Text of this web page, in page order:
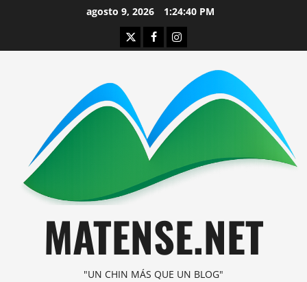
agosto 9, 2026 1:24:41 PM
TwitterFacebookInstagram
MATENSE.NET
"UN CHIN MÁS QUE UN BLOG"